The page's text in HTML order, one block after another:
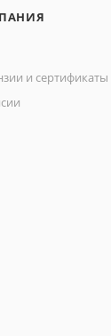
и сертификаты